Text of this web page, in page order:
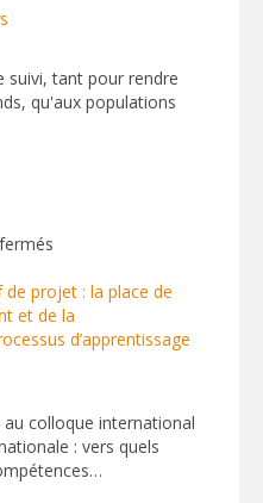
tant pour rendre
qu'aux populations
colloque international
: vers quels